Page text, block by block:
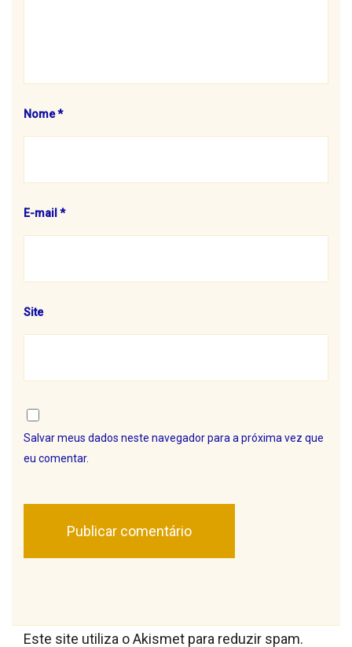
Nome*
E-mail *
Site
Salvar meus dados neste navegador para a próxima vez que
eu comentar.
Este site utiliza o Akismet para reduzir spam.